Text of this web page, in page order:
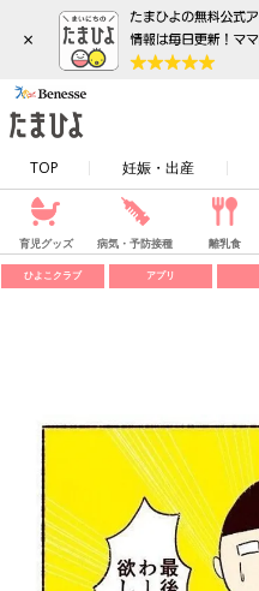
×
TOP 妊娠・出産
育児グッズ 病気・予防接種 離乳食
ひよこクラブ アプリ